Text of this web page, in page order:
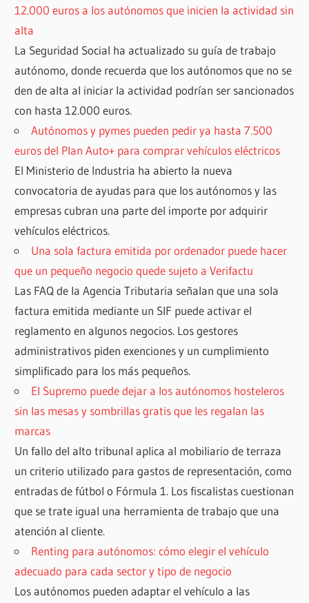
12.000 euros a los autónomos que inicien la actividad sin
alta
La Seguridad Social ha actualizado su guía de trabajo
autónomo, donde recuerda que los autónomos que no se
den de alta al iniciar la actividad podrían ser sancionados
con hasta 12.000 euros.
Autónomos y pymes pueden pedir ya hasta 7.500
euros del Plan Auto+ para comprar vehículos eléctricos
El Ministerio de Industria ha abierto la nueva
convocatoria de ayudas para que los autónomos y las
empresas cubran una parte del importe por adquirir
vehículos eléctricos.
Una sola factura emitida por ordenador puede hacer
que un pequeño negocio quede sujeto a Verifactu
Las FAQ de la Agencia Tributaria señalan que una sola
factura emitida mediante un SIF puede activar el
reglamento en algunos negocios. Los gestores
administrativos piden exenciones y un cumplimiento
simplificado para los más pequeños.
El Supremo puede dejar a los autónomos hosteleros
sin las mesas y sombrillas gratis que les regalan las
marcas
Un fallo del alto tribunal aplica al mobiliario de terraza
un criterio utilizado para gastos de representación, como
entradas de fútbol o Fórmula 1. Los fiscalistas cuestionan
que se trate igual una herramienta de trabajo que una
atención al cliente.
Renting para autónomos: cómo elegir el vehículo
adecuado para cada sector y tipo de negocio
Los autónomos pueden adaptar el vehículo a las